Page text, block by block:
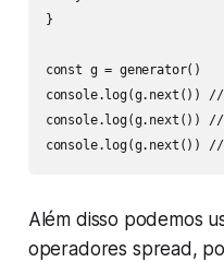
}
const g = generator()
console.log(g.next()) //
console.log(g.next())
console.log(g.next())
Além disso podemos
operadores spread,